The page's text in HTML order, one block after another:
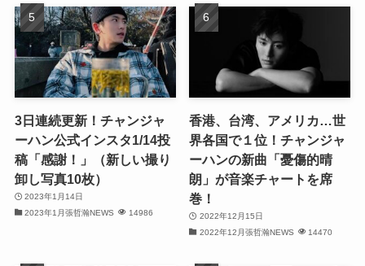
(32)
(29)
(31)
(32)
(32)
(29)
3日連続更新！チャンジャ
ーハン公式インスタ1/14投
稿「感謝！」（新しい撮り
卸し写真10枚）
2023年1月14日
2023年1月張哲瀚NEWS
14986
香港、台湾、アメリカ…世
界各国で１位！チャンジャ
ーハンの新曲「憂傷的晴
朗」が音楽チャートを席
巻！
2022年12月15日
2022年12月張哲瀚NEWS
14470